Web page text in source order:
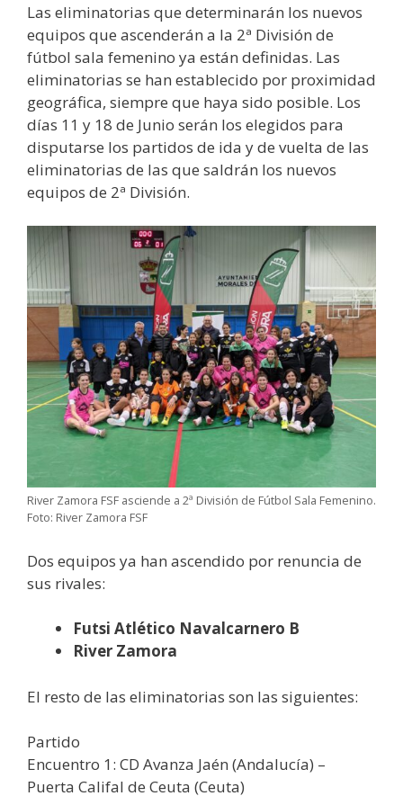
Las eliminatorias que determinarán los nuevos
equipos que ascenderán a la 2ª División de
fútbol sala femenino ya están definidas. Las
eliminatorias se han establecido por proximidad
geográfica, siempre que haya sido posible. Los
días 11 y 18 de Junio serán los elegidos para
disputarse los partidos de ida y de vuelta de las
eliminatorias de las que saldrán los nuevos
equipos de 2ª División.
River Zamora FSF asciende a 2ª División de Fútbol Sala Femenino.
Foto: River Zamora FSF
Dos equipos ya han ascendido por renuncia de
sus rivales:
Futsi Atlético Navalcarnero B
River Zamora
El resto de las eliminatorias son las siguientes:
Partido
Encuentro 1: CD Avanza Jaén (Andalucía) –
Puerta Califal de Ceuta (Ceuta)